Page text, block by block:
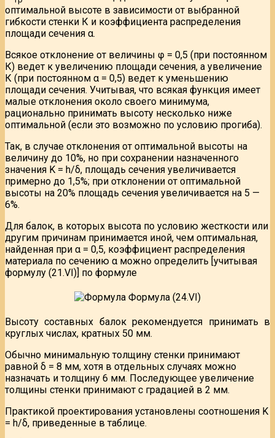
оптимальной высоте в зависимости от выбранной
гибкости стенки К и коэффициента распределения
площади сечения α.
Всякое отклонение от величины φ = 0,5 (при постоянном
К) ведет к увеличению площади сечения, а увеличение
К (при постоянном α = 0,5) ведет к уменьшению
площади сечения. Учитывая, что всякая функция имеет
малые отклонения около своего минимума,
рационально принимать высоту несколько ниже
оптимальной (если это возможно по условию прогиба).
Так, в случае отклонения от оптимальной высоты на
величину до 10%, но при сохранении назначенного
значения K = h/δ, площадь сечения увеличивается
примерно до 1,5%; при отклонении от оптимальной
высоты на 20% площадь сечения увеличивается на 5 —
6%.
Для балок, в которых высота по условию жесткости или
другим причинам принимается иной, чем оптимальная,
найденная при α = 0,5, коэффициент распределения
материала по сечению α можно определить [учитывая
формулу (21.VI)] по формуле
Высоту составных балок рекомендуется принимать в
круглых числах, кратных 50 мм.
Обычно минимальную толщину стенки принимают
равной δ = 8 мм, хотя в отдельных случаях можно
назначать и толщину 6 мм. Последующее увеличение
толщины стенки принимают с градацией в 2 мм.
Практикой проектирования установлены соотношения K
= h/δ, приведенные в таблице.